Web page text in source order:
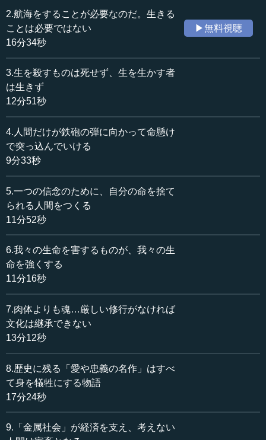
≪全文≫
●文化は全部、魂の価値
7番です。これは6番とも近いのですが、「生命は、生命
と思います。
第1番目は、神と呼ばれる宇宙の中枢エネルギーが人間を
創ったという話です。そして神の意思を尊重して、人間は
独自の文化を創り上げてきた。これは、神話や歴史、世界
の民族史を見れば誰でもわかることです。まず、我々人間
は、そうやって創られたことを認めないとダメです。
ところが、文化によってはそうではない。ヨーロッパの
例がわかりやすく、歴史的にいうとルネッサンスから神を
失い、人間は「自分を裁くもの」をだんだん失ってきたの
です。「自分を裁く」とは、人間としての所業を裁かれる
れない。
肉体だけが裁かれずに残ったのが、今のヒューマニズム
の形です。神を失い、裁く者を失ったことから、今の「肉
体大事」と「ヒューマニズム絶対」が生まれたことを確信
してください。
大事」であり、人権第一主義の我々が今「民主主義」と呼
んでいる欧米の民主主義の形です。この形は先ほどから何
度も話しているように、人間の中から急速に魂を抜いて、
どんどんその形が出来上がっているということです。
人間のいろいろなものがなくなっていく。なくなり方が
2.航海をすることが必要なのだ。生きる
ことは必要ではない
16分34秒
▶無料視聴
3.生を殺すものは死せず、生を生かす者
は生きず
12分51秒
4.人間だけが鉄砲の弾に向かって命懸け
で突っ込んでいける
9分33秒
5.一つの信念のために、自分の命を捨て
られる人間をつくる
11分52秒
6.我々の生命を害するものが、我々の生
命を強くする
11分16秒
7.肉体よりも魂…厳しい修行がなければ
文化は継承できない
13分12秒
8.歴史に残る「愛や忠義の名作」はすべ
て身を犠牲にする物語
17分24秒
9.「金属社会」が経済を支え、考えない